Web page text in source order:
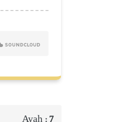
Ayah : 7